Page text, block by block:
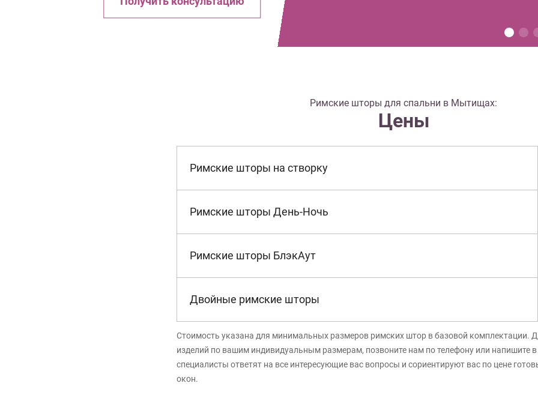
Римские шторы для спальни в Мытищах:
Цены
Римские шторы на створку
Римские шторы День-Ночь
Римские шторы БлэкАут
Двойные римские шторы
Стоимость указана для минимальных размеров римских штор в базовой комплектации.
изделий по вашим индивидуальным размерам, позвоните нам по телефону или напишите
специалисты ответят на все интересующие вас вопросы и сориентируют вас по цене
окон.